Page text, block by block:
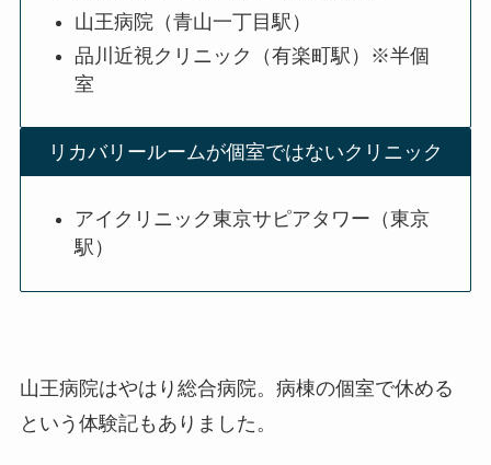
山王病院（青山一丁目駅）
品川近視クリニック（有楽町駅）※半個
室
リカバリールームが個室ではないクリニック
アイクリニック東京サピアタワー（東京
駅）
山王病院はやはり総合病院。病棟の個室で休める
という体験記もありました。